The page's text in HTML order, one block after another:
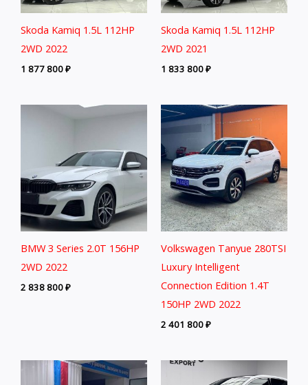
Skoda Kamiq 1.5L 112HP
2WD 2022
1 877 800₽
Skoda Kamiq 1.5L 112HP
2WD 2021
1 833 800₽
BMW 3 Series 2.0T 156HP
2WD 2022
2 838 800₽
Volkswagen Tanyue 280TSI
Luxury Intelligent
Connection Edition 1.4T
150HP 2WD 2022
2 401 800₽